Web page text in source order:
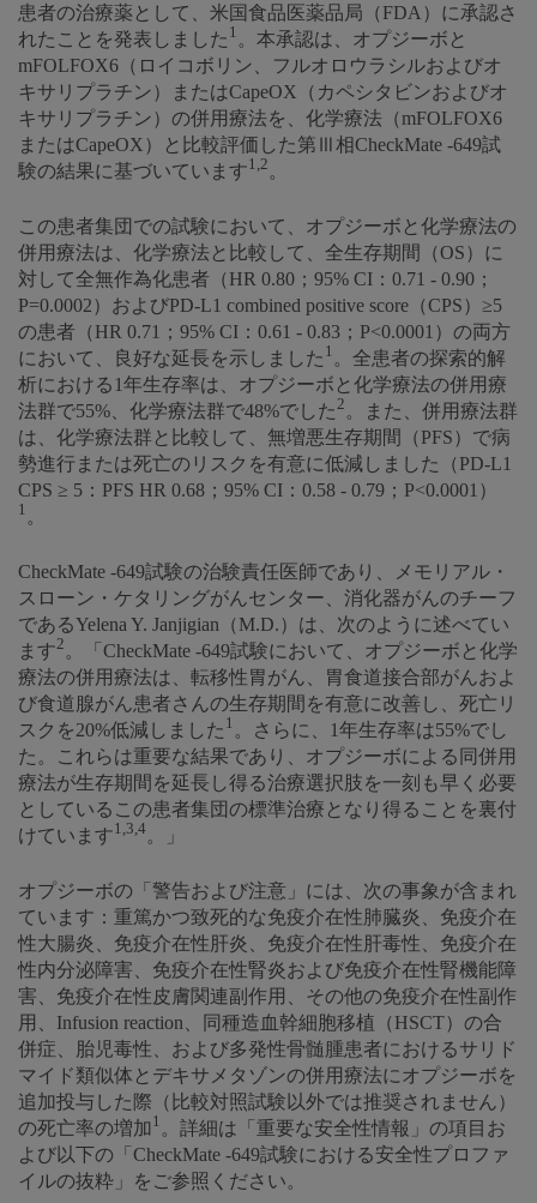
患者の治療薬として、米国食品医薬品局（FDA）に承認さ
れたことを発表しました 1 。本承認は、オプジーボと
mFOLFOX6（ロイコボリン、フルオロウラシルおよびオ
キサリプラチン）またはCapeOX（カペシタビンおよびオ
キサリプラチン）の併用療法を、化学療法（mFOLFOX6
またはCapeOX）と比較評価した第Ⅲ相CheckMate -649試
験の結果に基づいています1,2 。
この患者集団での試験において、オプジーボと化学療法の
併用療法は、化学療法と比較して、全生存期間（OS）に
対して全無作為化患者（HR 0.80；95% CI：0.71 - 0.90；
P=0.0002）およびPD-L1 combined positive score（CPS）≥5
の患者（HR 0.71；95% CI：0.61 - 0.83；P<0.0001）の両方
において、良好な延長を示しました 1 。全患者の探索的解
析における1年生存率は、オプジーボと化学療法の併用療
法群で55%、化学療法群で48%でした2 。また、併用療法群
は、化学療法群と比較して、無増悪生存期間（PFS）で病
勢進行または死亡のリスクを有意に低減しました（PD-L1
CPS ≥ 5：PFS HR 0.68；95% CI：0.58 - 0.79；P<0.0001）
1 。
CheckMate -649試験の治験責任医師であり、メモリアル・
スローン・ケタリングがんセンター、消化器がんのチーフ
であるYelena Y. Janjigian（M.D.）は、次のように述べてい
ます2 。「CheckMate -649試験において、オプジーボと化学
療法の併用療法は、転移性胃がん、胃食道接合部がんおよ
び食道腺がん患者さんの生存期間を有意に改善し、死亡リ
スクを20%低減しました 1 。さらに、1年生存率は55%でし
た。これらは重要な結果であり、オプジーボによる同併用
療法が生存期間を延長し得る治療選択肢を一刻も早く必要
としているこの患者集団の標準治療となり得ることを裏付
けています1,3,4。」
オプジーボの「警告および注意」には、次の事象が含まれ
ています：重篤かつ致死的な免疫介在性肺臓炎、免疫介在
性大腸炎、免疫介在性肝炎、免疫介在性肝毒性、免疫介在
性内分泌障害、免疫介在性腎炎および免疫介在性腎機能障
害、免疫介在性皮膚関連副作用、その他の免疫介在性副作
用、Infusion reaction、同種造血幹細胞移植（HSCT）の合
併症、胎児毒性、および多発性骨髄腫患者におけるサリド
マイド類似体とデキサメタゾンの併用療法にオプジーボを
追加投与した際（比較対照試験以外では推奨されません）
の死亡率の増加1 。詳細は「重要な安全性情報」の項目お
よび以下の「CheckMate -649試験における安全性プロファ
イルの抜粋」をご参照ください。